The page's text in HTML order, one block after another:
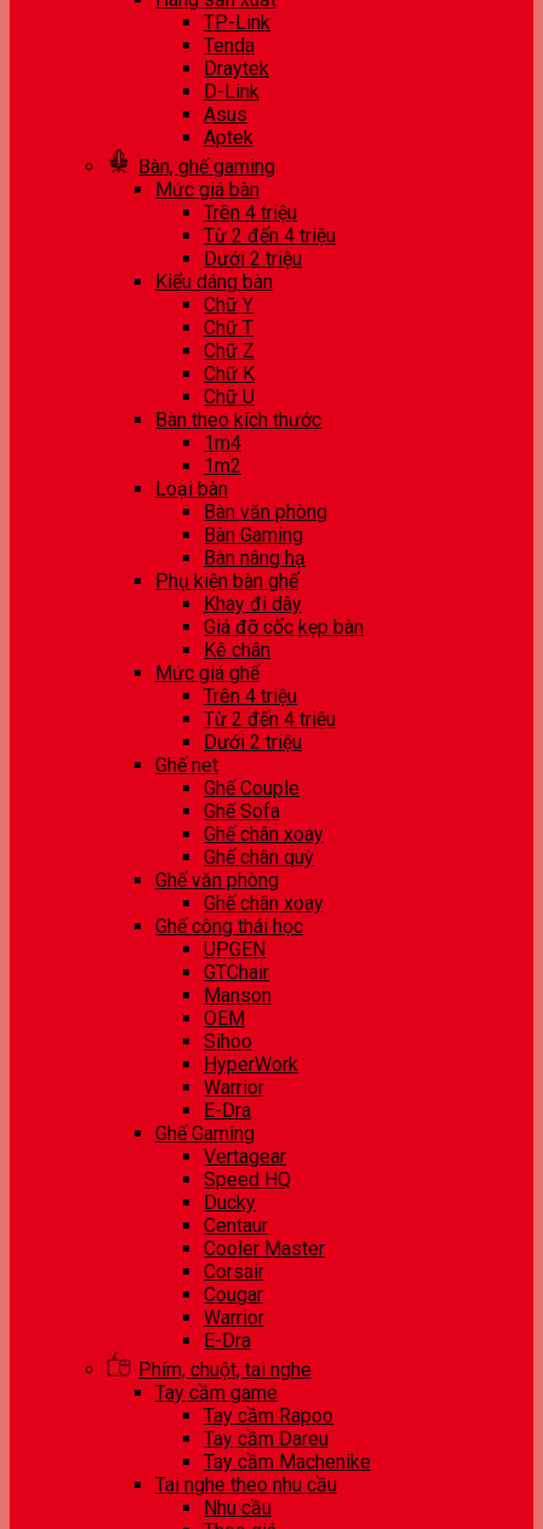
TP-Link
Tenda
Draytek
D-Link
Asus
Aptek
Bàn, ghế gaming
Mức giá bàn
Trên 4 triệu
Từ 2 đến 4 triệu
Dưới 2 triệu
Kiểu dáng bàn
Chữ Y
Chữ T
Chữ Z
Chữ K
Chữ U
Bàn theo kích thước
1m4
1m2
Loại bàn
Bàn văn phòng
Bàn Gaming
Bàn nâng hạ
Phụ kiện bàn ghế
Khay đi dây
Giá đỡ cốc kẹp bàn
Kê chân
Mức giá ghế
Trên 4 triệu
Từ 2 đến 4 triệu
Dưới 2 triệu
Ghế net
Ghế Couple
Ghế Sofa
Ghế chân xoay
Ghế chân quỳ
Ghế văn phòng
Ghế chân xoay
Ghế công thái học
UPGEN
GTChair
Manson
OEM
Sihoo
HyperWork
Warrior
E-Dra
Ghế Gaming
Vertagear
Speed HQ
Ducky
Centaur
Cooler Master
Corsair
Cougar
Warrior
E-Dra
Phím, chuột, tai nghe
Tay cầm game
Tay cầm Rapoo
Tay cầm Dareu
Tay cầm Machenike
Tai nghe theo nhu cầu
Nhu cầu